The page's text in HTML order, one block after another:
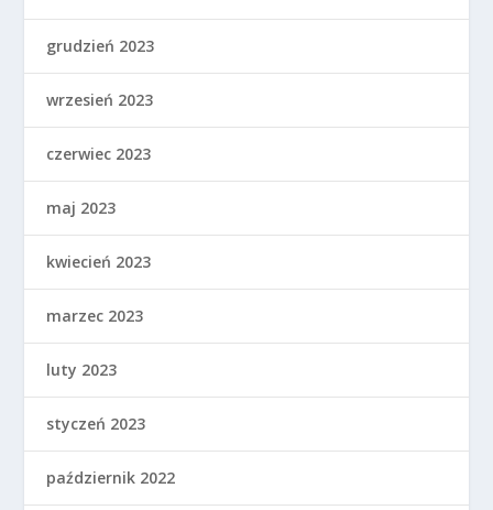
grudzień 2023
wrzesień 2023
czerwiec 2023
maj 2023
kwiecień 2023
marzec 2023
luty 2023
styczeń 2023
październik 2022